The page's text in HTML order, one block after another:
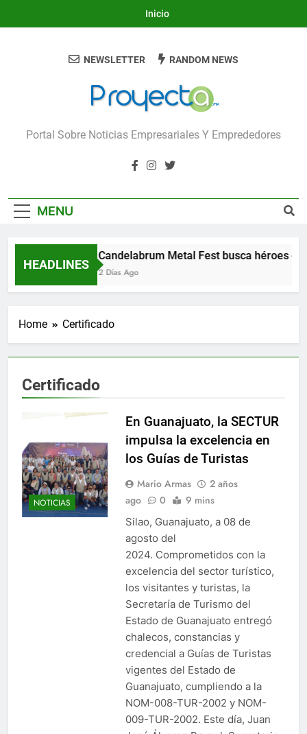
Inicio
Proyecta
Portal Sobre Noticias Empresariales Y Emprededores
NEWSLETTER RANDOM NEWS
MENU
HEADLINES
Candelabrum Metal Fest busca héroes de
2 Días Ago
Home Certificado
Certificado
NOTICIAS
En Guanajuato, la SECTUR
impulsa la excelencia en
los Guías de Turistas
Mario Armas
2 años
ago
0 9 mins
Silao, Guanajuato, a 08 de
agosto del
2024. Comprometidos con la
excelencia del sector turístico,
los visitantes y turistas, la
Secretaría de Turismo del
Estado de Guanajuato entregó
chalecos, constancias y
credencial a Guías de Turistas
vigentes del Estado de
Guanajuato, cumpliendo a la
NOM-008-TUR-2002 y NOM-
009-TUR-2002. Este día, Juan